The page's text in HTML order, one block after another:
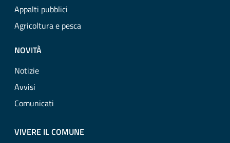
Appalti pubblici
Agricoltura e pesca
NOVITÀ
Notizie
Avvisi
Comunicati
VIVERE IL COMUNE